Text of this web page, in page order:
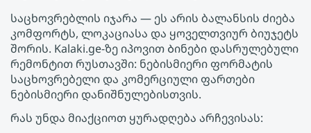
საცხოვრებლის იჯარა — ეს არის ბალანსის ძიება
კომფორტს, ლოკაციასა და ყოველთვიურ ბიუჯეტს
შორის. Kalaki.ge-ზე იპოვით Ბინები დასრულებული
რემონტით რუსთავში: ნებისმიერი ფორმატის
საცხოვრებელი და კომერციული ფართები
ნებისმიერი დანიშნულებისთვის.
რას უნდა მიაქციოთ ყურადღება არჩევისას: